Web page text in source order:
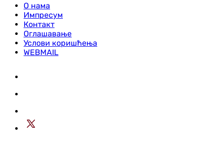
О нама
Импресум
Контакт
Оглашавање
Услови коришћења
WEBMAIL